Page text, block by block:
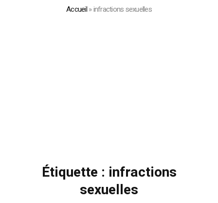
Accueil»infractions sexuelles
Étiquette : infractions
sexuelles